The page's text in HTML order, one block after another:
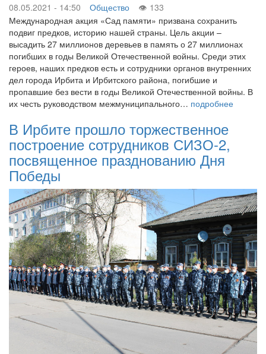
08.05.2021 - 14:50 Общество
133
Международная акция «Сад памяти» призвана сохранить
подвиг предков, историю нашей страны. Цель акции –
высадить 27 миллионов деревьев в память о 27 миллионах
погибших в годы Великой Отечественной войны. Среди этих
героев, наших предков есть и сотрудники органов внутренних
дел города Ирбита и Ирбитского района, погибшие и
пропавшие без вести в годы Великой Отечественной войны. В
их честь руководством межмуниципального… подробнее
В Ирбите прошло торжественное
построение сотрудников СИЗО-2,
посвященное празднованию Дня
Победы